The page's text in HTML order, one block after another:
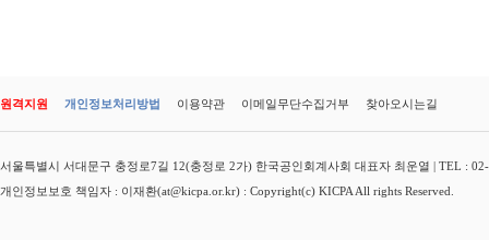
원격지원 개인정보처리방법 이용약관 이메일무단수집거부 찾아오시는길
서울특별시 서대문구 충정로7길 12(충정로 2가) 한국공인회계사회 대표자 최운열 | TEL :
개인정보보호 책임자 : 이재환(at@kicpa.or.kr) : Copyright(c) KICPA All rights Reserved.